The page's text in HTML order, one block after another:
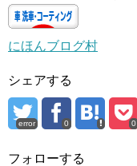
にほんブログ村
シェアする
error 0 0
フォローする